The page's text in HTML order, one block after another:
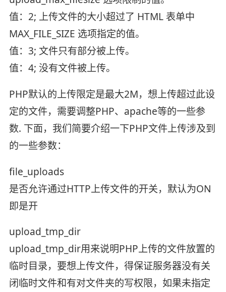
值：2; 上传文件的大小超过了 HTML 表单中
MAX_FILE_SIZE 选项指定的值。
值：3; 文件只有部分被上传。
值：4; 没有文件被上传。
PHP默认的上传限定是最大2M，想上传超过此设
定的文件，需要调整PHP、apache等的一些参
数. 下面，我们简要介绍一下PHP文件上传涉及到
的一些参数：
file_uploads
是否允许通过HTTP上传文件的开关，默认为ON
即是开
upload_tmp_dir
upload_tmp_dir用来说明PHP上传的文件放置的
临时目录，要想上传文件，得保证服务器没有关
闭临时文件和有对文件夹的写权限，如果未指定